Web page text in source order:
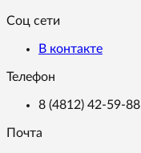
Соц сети
В контакте
Телефон
8 (4812) 42-59-88
Почта